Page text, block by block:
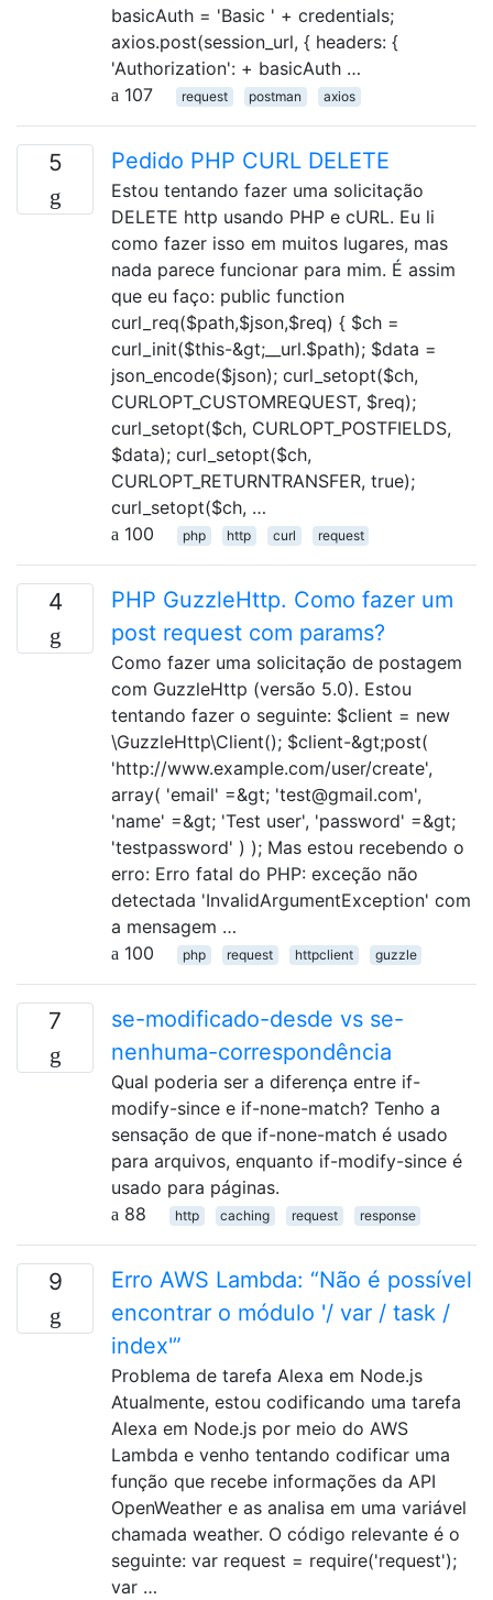
basicAuth = 'Basic ' + credentials;
axios.post(session_url, { headers: {
'Authorization': + basicAuth …
107
request postman axios
5 Pedido PHP CURL DELETE
Estou tentando fazer uma solicitação
DELETE http usando PHP e cURL. Eu li
como fazer isso em muitos lugares, mas
nada parece funcionar para mim. É assim
que eu faço: public function
curl_req($path,$json,$req) { $ch =
curl_init($this-&gt;__url.$path); $data =
json_encode($json); curl_setopt($ch,
CURLOPT_CUSTOMREQUEST, $req);
curl_setopt($ch, CURLOPT_POSTFIELDS,
$data); curl_setopt($ch,
CURLOPT_RETURNTRANSFER, true);
curl_setopt($ch, …
100
php http curl request
4
PHP GuzzleHttp. Como fazer um
post request com params?
Como fazer uma solicitação de postagem
com GuzzleHttp (versão 5.0). Estou
tentando fazer o seguinte: $client = new
\GuzzleHttp\Client(); $client-&gt;post(
'http://www.example.com/user/create',
array( 'email' =&gt; 'test@gmail.com',
'name' =&gt; 'Test user', 'password' =&gt;
'testpassword' ) ); Mas estou recebendo o
erro: Erro fatal do PHP: exceção não
detectada 'InvalidArgumentException' com
a mensagem …
100
php request httpclient guzzle
7
se-modificado-desde vs se-
nenhuma-correspondência
Qual poderia ser a diferença entre if-
modify-since e if-none-match? Tenho a
sensação de que if-none-match é usado
para arquivos, enquanto if-modify-since é
usado para páginas.
88
http caching request response
9
Erro AWS Lambda: “Não é possível
encontrar o módulo '/ var / task /
index'”
Problema de tarefa Alexa em Node.js
Atualmente, estou codificando uma tarefa
Alexa em Node.js por meio do AWS
Lambda e venho tentando codificar uma
função que recebe informações da API
OpenWeather e as analisa em uma variável
chamada weather. O código relevante é o
seguinte: var request = require('request');
var …